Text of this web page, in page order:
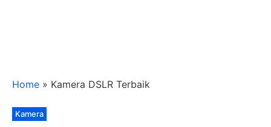
Home » Kamera DSLR Terbaik
Kategori
Kamera